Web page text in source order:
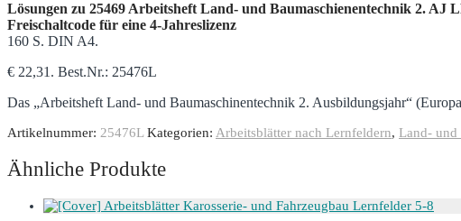
Lösungen zu 25469 Arbeitsheft Land- und Baumaschienentechnik 2. AJ
Freischaltcode für eine 4-Jahreslizenz
160 S. DIN A4.
€ 22,31. Best.Nr.: 25476L
Das „Arbeitsheft Land- und Baumaschinentechnik 2. Ausbildungsjahr“
Artikelnummer: 25476L Kategorien: Arbeitsblätter nach Lernfeldern, Land- und
Ähnliche Produkte